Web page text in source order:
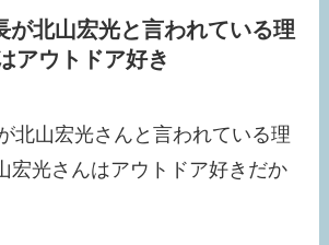
が北山宏光と言われている理
アウトドア好き
北山宏光さんと言われている理
宏光さんはアウトドア好きだか